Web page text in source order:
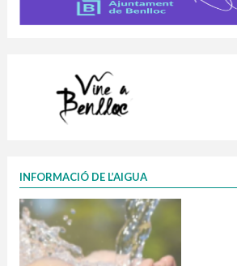
INFORMACIÓ DE L’AIGUA